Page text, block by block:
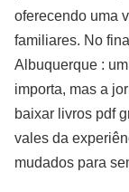
oferecendo uma
familiares. No
Albuquerque :
importa, mas a
baixar livros pdf
vales da
mudados para